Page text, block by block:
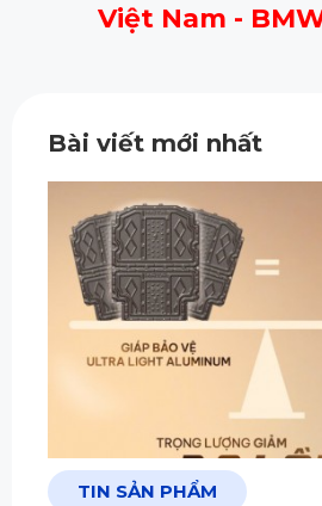
Việt Nam -
Bài viết mới nhất
TIN SẢN PHẨM